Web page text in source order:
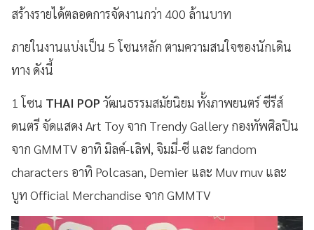
สร้างรายได้ตลอดการจัดงานกว่า 400 ล้านบาท
ภายในงานแบ่งเป็น 5 โซนหลัก ตามความสนใจของนักเดิน
ทาง ดังนี้
1 โซน THAI POP วัฒนธรรมสมัยนิยม ทั้งภาพยนตร์ ซีรีส์
ดนตรี จัดแสดง Art Toy จาก Trendy Gallery กองทัพศิลปิน
จาก GMMTV อาทิ มิลค์-เลิฟ, จิมมี่-ซี และ fandom
characters อาทิ Polcasan, Demier และ Muv muv และ
บูท Official Merchandise จาก GMMTV